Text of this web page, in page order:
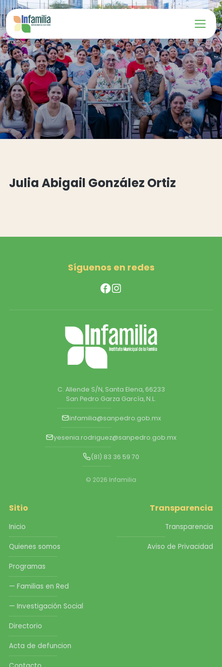
Julia Abigail González Ortiz
Síguenos en redes
C. Allende S/N, Santa Elena, 66233
San Pedro Garza García, N.L.
infamilia@sanpedro.gob.mx
yesenia.rodriguez@sanpedro.gob.mx
(81) 83 36 59 70
© 2026 Infamilia
Sitio
Inicio
Quienes somos
Programas
— Familias en Red
— Investigación Social
Directorio
Acta de defuncion
Transparencia
Transparencia
Aviso de Privacidad